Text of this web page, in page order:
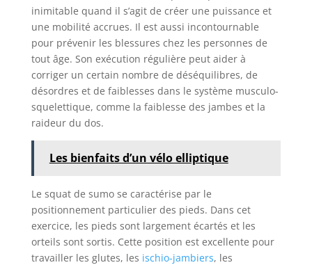
inimitable quand il s’agit de créer une puissance et
une mobilité accrues. Il est aussi incontournable
pour prévenir les blessures chez les personnes de
tout âge. Son exécution régulière peut aider à
corriger un certain nombre de déséquilibres, de
désordres et de faiblesses dans le système musculo-
squelettique, comme la faiblesse des jambes et la
raideur du dos.
Les bienfaits d’un vélo elliptique
Le squat de sumo se caractérise par le
positionnement particulier des pieds. Dans cet
exercice, les pieds sont largement écartés et les
orteils sont sortis. Cette position est excellente pour
travailler les glutes, les ischio-jambiers, les